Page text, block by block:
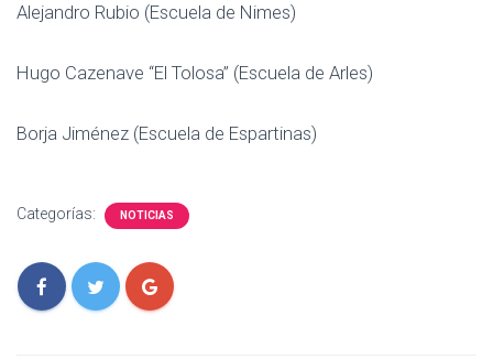
Alejandro Rubio (Escuela de Nimes)
Hugo Cazenave “El Tolosa” (Escuela de Arles)
Borja Jiménez (Escuela de Espartinas)
Categorías: NOTICIAS